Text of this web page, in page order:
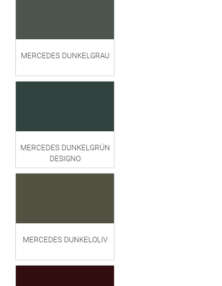
MERCEDES DUNKELGRAU
MERCEDES DUNKELGRÜN
DESIGNO
MERCEDES DUNKELOLIV